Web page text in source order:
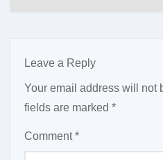
Leave a Reply
Your email address will not
fields are marked *
Comment*